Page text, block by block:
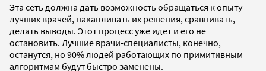
Эта сеть должна дать возможность обращаться к опыту
лучших врачей, накапливать их решения, сравнивать,
делать выводы. Этот процесс уже идет и его не
остановить. Лучшие врачи-специалисты, конечно,
останутся, но 90% людей работающих по примитивным
алгоритмам будут быстро заменены.